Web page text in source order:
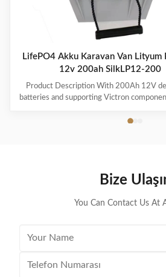
LifePO4 Akku Karavan Van Lityum
12v 200ah SilkLP12-200
Product Description With 200Ah 12V
batteries and supporting Victron
our new line of Battle Born Energy kits,
Bize
You Can Contact Us At